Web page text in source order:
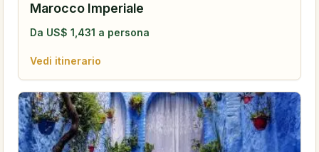
Marocco Imperiale
Da US$1,431 a persona
Vedi itinerario